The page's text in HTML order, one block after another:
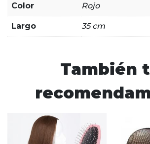
Color Rojo
Largo 35 cm
También